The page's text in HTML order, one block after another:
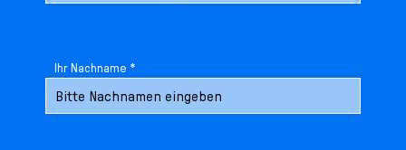
Ihr Nachname *